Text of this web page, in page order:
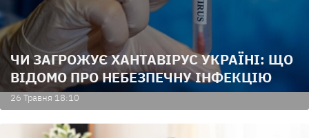
ЧИ ЗАГРОЖУЄ ХАНТАВІРУС УКРАЇНІ: ЩО
ВІДОМО ПРО НЕБЕЗПЕЧНУ ІНФЕКЦІЮ
26 Травня 18:10